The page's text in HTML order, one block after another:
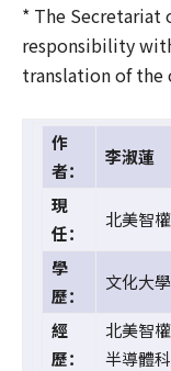
* The Secretariat
responsibility
translation of the
作
者：
李淑蓮
現
任：
北美智
學
歷：
文化大
經
歷：
北美智
半導體